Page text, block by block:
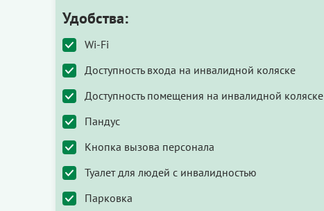
Удобства:
Wi-Fi
Доступность входа на инвалидной коляске
Доступность помещения на инвалидной коляске
Пандус
Кнопка вызова персонала
Туалет для людей с инвалидностью
Парковка